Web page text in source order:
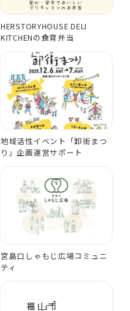
HERSTORYHOUSE DELI
KITCHENの食育弁当
地域活性イベント「卸街まつ
り」企画運営サポート
宮島口しゃもじ広場コミュニ
ティ